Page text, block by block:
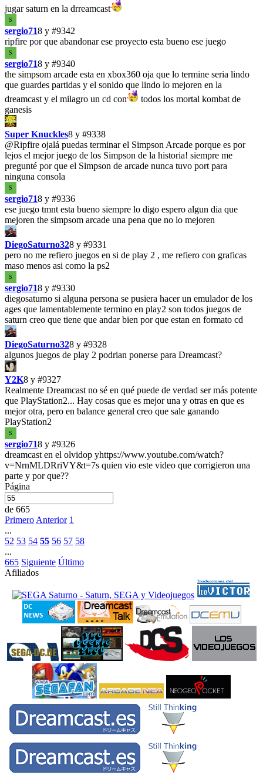
jugar saturn en la drreamcast
S
sergio718 y #9342
ripfire por que abandonar ese proyecto esta bueno ese juego
S
sergio718 y #9340
the simpsom arcade esta en xbox360 oja que lo termine seria lindo
que guardes partidas y el sonido que lindo lo mejoren en la
dreamcast y el milagro un cd con
todos los mortal kombat de
ganesis
Super Knuckles8 y #9338
@Ripfire ojalá puedas terminar el Simpson Arcade porque es por
lejos el mejor juego de los Simpson de la historia! siempre me
pregunté por que el Simpson de arcade nunca tuvo port para
ninguna consola
S
sergio718 y #9336
ese juego tmnt esta bueno siempre lo digo espero algun dia que
mejoren the simpsom arcade una pena que no lo mejoren
DiegoSaturno328 y #9331
pero no me refiero juegos en si de play 2 , me refiero con graficas
maso menos asi como la ps2
S
sergio718 y #9330
diegosaturno si alguna persona se pusiera hacer un emulador de los
ages que lamentablemente termino en play2 son todos juegos de
saturn creo que tiene que andar bien por que estan en formato cd
DiegoSaturno328 y #9328
algunos juegos de play 2 podrian ponerse para Dreamcast?
Y2K8 y #9327
Realmente Dreamcast no sé en qué puede de verdad ser más potente
que PlayStation2... Hay cosas que es mejor una y otras en que es
mejor otra, pero en balance general creo que sale ganando
PlayStation2
S
sergio718 y #9326
dreamcast en el olvidop yhttps://www.youtube.com/watch?
v=NrnMLDRriVY&t=7s quien vio este video que corrigieron una
parte y por que??
Página
de 665
Primero Anterior 1
...
52 53 54 55 56 57 58
...
665 Siguiente Último
Afiliados